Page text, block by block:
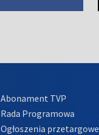
Abonament TVP
Rada Programowa
Ogłoszenia przetargowe